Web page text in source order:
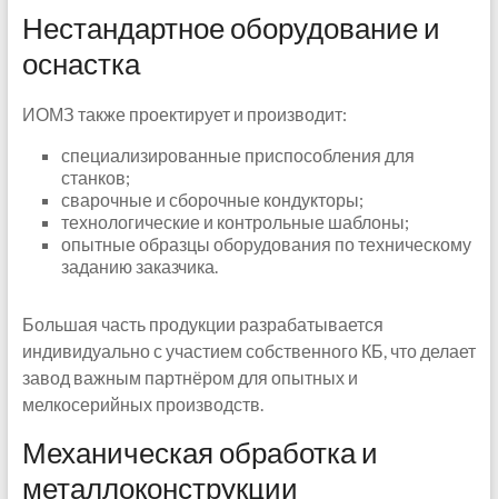
Нестандартное оборудование и
оснастка
ИОМЗ также проектирует и производит:
специализированные приспособления для
станков;
сварочные и сборочные кондукторы;
технологические и контрольные шаблоны;
опытные образцы оборудования по техническому
заданию заказчика.
Большая часть продукции разрабатывается
индивидуально с участием собственного КБ, что делает
завод важным партнёром для опытных и
мелкосерийных производств.
Механическая обработка и
металлоконструкции